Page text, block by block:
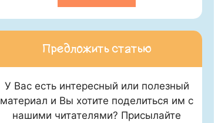
Предложить статью
У Вас есть интересный или полезный
материал и Вы хотите поделиться им с
нашими читателями? Присылайте